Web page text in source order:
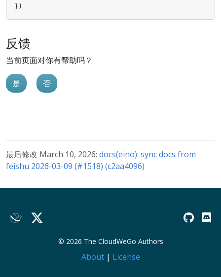
})
反馈
当前页面对你有帮助吗？
是 否
最后修改 March 10, 2026: docs(eino): sync docs from
feishu 2026-03-09 (#1518) (c2aa4096)
© 2026 The CloudWeGo Authors
About| License